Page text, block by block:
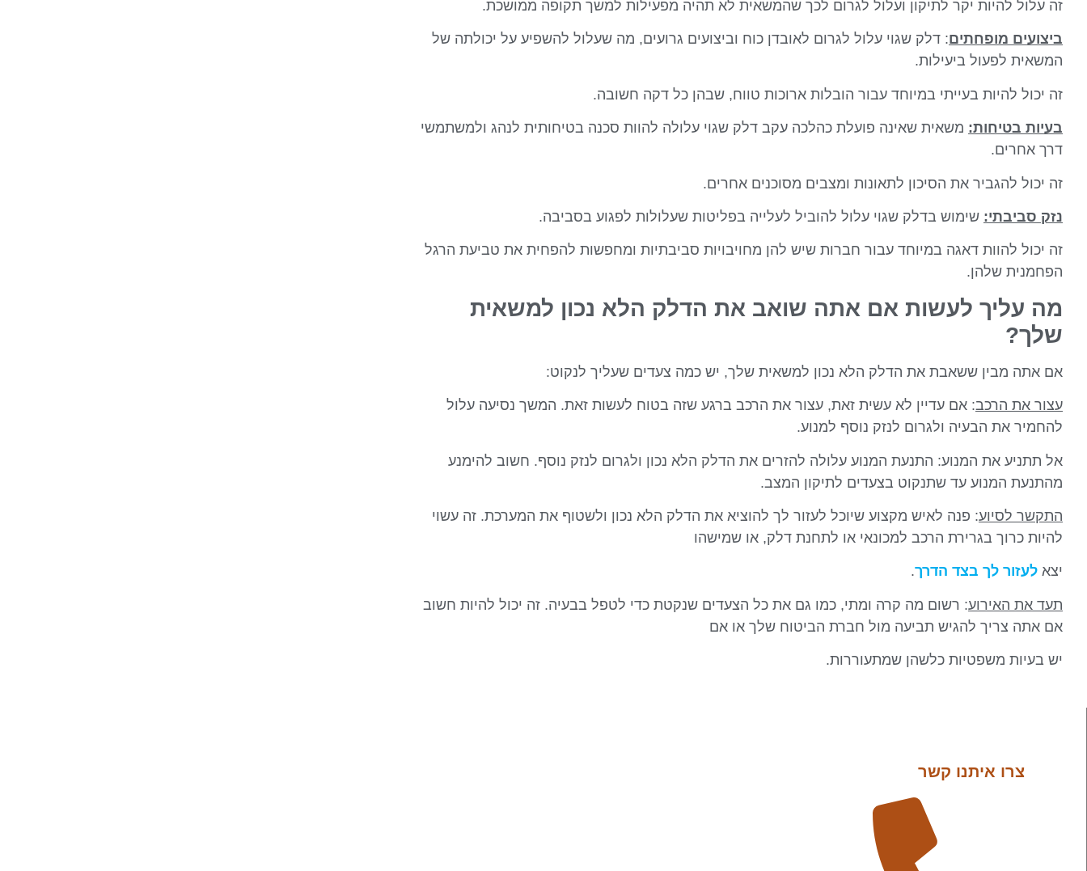
זה עלול להיות יקר לתיקון ועלול לגרום לכך שהמשאית לא תהיה מפעילות למשך תקופה ממושכת.
ביצועים מופחתים: דלק שגוי עלול לגרום לאובדן כוח וביצועים גרועים, מה שעלול להשפיע על יכולתה של
המשאית לפעול ביעילות.
זה יכול להיות בעייתי במיוחד עבור הובלות ארוכות טווח, שבהן כל דקה חשובה.
בעיות בטיחות: משאית שאינה פועלת כהלכה עקב דלק שגוי עלולה להוות סכנה בטיחותית לנהג ולמשתמשי
דרך אחרים.
זה יכול להגביר את הסיכון לתאונות ומצבים מסוכנים אחרים.
נזק סביבתי: שימוש בדלק שגוי עלול להוביל לעלייה בפליטות שעלולות לפגוע בסביבה.
זה יכול להוות דאגה במיוחד עבור חברות שיש להן מחויבויות סביבתיות ומחפשות להפחית את טביעת הרגל
הפחמנית שלהן.
מה עליך לעשות אם אתה שואב את הדלק הלא נכון למשאית
שלך?
אם אתה מבין ששאבת את הדלק הלא נכון למשאית שלך, יש כמה צעדים שעליך לנקוט:
עצור את הרכב: אם עדיין לא עשית זאת, עצור את הרכב ברגע שזה בטוח לעשות זאת. המשך נסיעה עלול
להחמיר את הבעיה ולגרום לנזק נוסף למנוע.
אל תתניע את המנוע: התנעת המנוע עלולה להזרים את הדלק הלא נכון ולגרום לנזק נוסף. חשוב להימנע
מהתנעת המנוע עד שתנקוט בצעדים לתיקון המצב.
התקשר לסיוע: פנה לאיש מקצוע שיוכל לעזור לך להוציא את הדלק הלא נכון ולשטוף את המערכת. זה עשוי
להיות כרוך בגרירת הרכב למכונאי או לתחנת דלק, או שמישהו
יצא לעזור לך בצד הדרך.
תעד את האירוע: רשום מה קרה ומתי, כמו גם את כל הצעדים שנקטת כדי לטפל בבעיה. זה יכול להיות חשוב
אם אתה צריך להגיש תביעה מול חברת הביטוח שלך או אם
יש בעיות משפטיות כלשהן שמתעוררות.
צרו איתנו קשר